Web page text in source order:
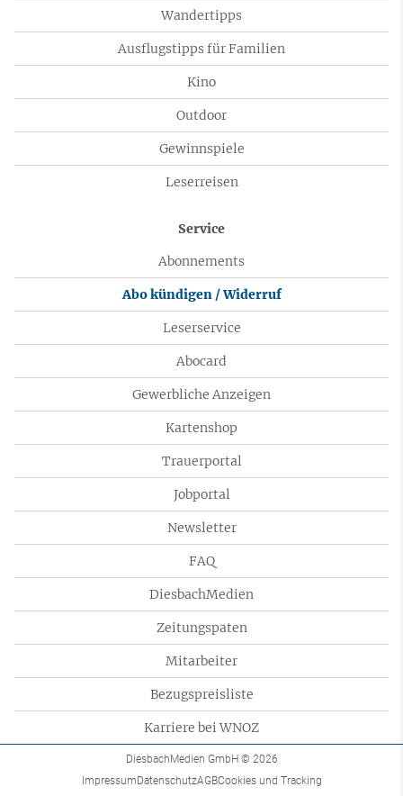
Wandertipps
Ausflugstipps für Familien
Kino
Outdoor
Gewinnspiele
Leserreisen
Service
Abonnements
Abo kündigen / Widerruf
Leserservice
Abocard
Gewerbliche Anzeigen
Kartenshop
Trauerportal
Jobportal
Newsletter
FAQ
DiesbachMedien
Zeitungspaten
Mitarbeiter
Bezugspreisliste
Karriere bei WNOZ
DiesbachMedien GmbH © 2026
ImpressumDatenschutzAGBCookies und Tracking